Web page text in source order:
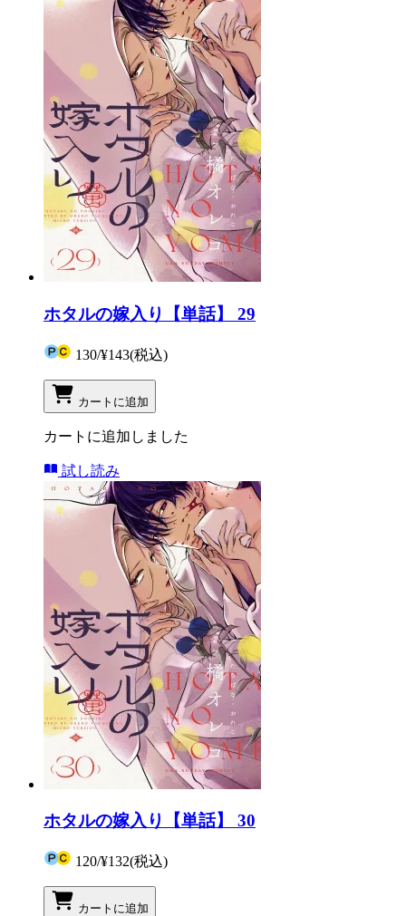
ホタルの嫁入り【単話】 29
130/¥143(税込)
カートに追加
カートに追加しました
試し読み
ホタルの嫁入り【単話】 30
120/¥132(税込)
カートに追加